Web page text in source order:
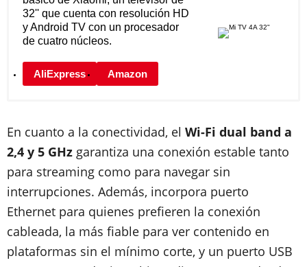
AliExpress Amazon
32'' que cuenta con resolución HD
y Android TV con un procesador
de cuatro núcleos.
En cuanto a la conectividad, el Wi-Fi dual band a
2,4 y 5 GHz garantiza una conexión estable tanto
para streaming como para navegar sin
interrupciones. Además, incorpora puerto
Ethernet para quienes prefieren la conexión
cableada, la más fiable para ver contenido en
plataformas sin el mínimo corte, y un puerto USB